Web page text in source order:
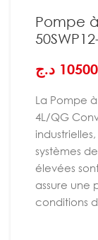
Pompe
د.ج
La Pompe à
4L/QG
systèmes
élevées
assure une
conditions